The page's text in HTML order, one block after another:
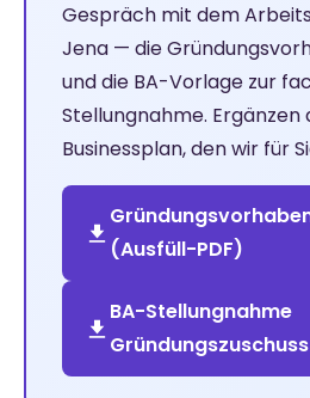
Gespräch mit dem
Jena — die
und die BA-Vorlage zur
Stellungnahme.
Businessplan, den wir für
(Ausfüll-PDF)
BA-Stellungnahme
Gründungszuschuss